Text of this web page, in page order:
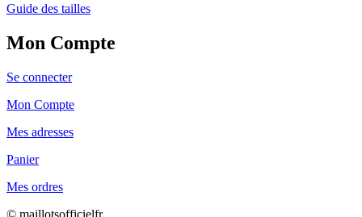
Guide des tailles
Mon Compte
Se connecter
Mon Compte
Mes adresses
Panier
Mes ordres
© maillotsofficielfr